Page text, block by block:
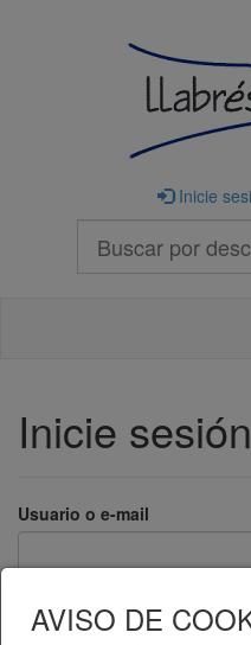
Inicie
Inicie
Usuario o e-mail
AVISO DE